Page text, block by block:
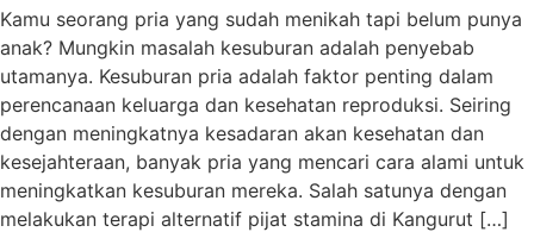
Kamu seorang pria yang sudah menikah tapi belum punya
anak? Mungkin masalah kesuburan adalah penyebab
utamanya. Kesuburan pria adalah faktor penting dalam
perencanaan keluarga dan kesehatan reproduksi. Seiring
dengan meningkatnya kesadaran akan kesehatan dan
kesejahteraan, banyak pria yang mencari cara alami untuk
meningkatkan kesuburan mereka. Salah satunya dengan
melakukan terapi alternatif pijat stamina di Kangurut […]